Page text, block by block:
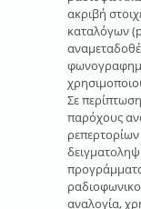
ακριβή
καταλόγων
Σε
παρόχους
αναλογία,